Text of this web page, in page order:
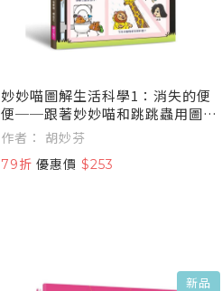
妙妙喵圖解生活科學1：消失的便
便──跟著妙妙喵和跳跳蟲用圖像
思考，破解生活大小問！
作者： 胡妙芬
79折 優惠價 $253
新品